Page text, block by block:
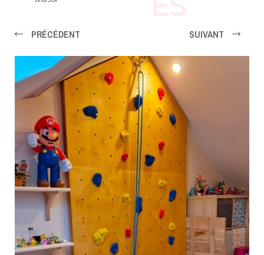
PRÉCÉDENT SUIVANT